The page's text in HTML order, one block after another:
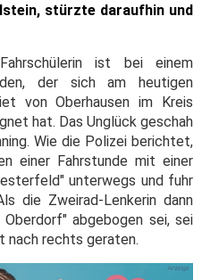
stürzte daraufhin und
ist bei einem
der sich am heutigen
von Oberhausen im Kreis
hat. Das Unglück geschah
Wie die Polizei berichtet,
einer Fahrstunde mit einer
unterwegs und fuhr
die Zweirad-Lenkerin dann
abgebogen sei, sei
nach rechts geraten.